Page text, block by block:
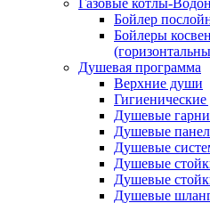
Газовые котлы-
Бойлер
Бойлеры
Душевая программа
Верхние души
Душевые
Душевые
Душевые
Душевые
Душевые
Душевые